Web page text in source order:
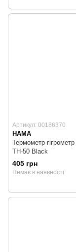
Артикул: 00186370
HAMA
Термометр-
TH-50 Black
405 грн
Немає в наявності